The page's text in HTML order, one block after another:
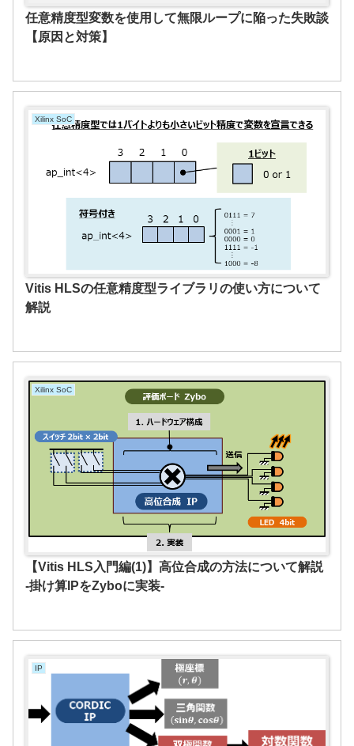
任意精度型変数を使用して無限ループに陥った失敗談
【原因と対策】
Xilinx SoC
Vitis HLSの任意精度型ライブラリの使い方について
解説
Xilinx SoC
【Vitis HLS入門編(1)】高位合成の方法について解説
-掛け算IPをZyboに実装-
IP